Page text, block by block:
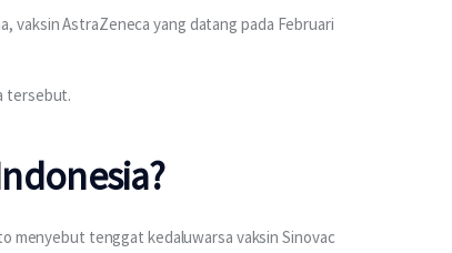
vaksin AstraZeneca yang datang pada Februari
tersebut.
menyebut tenggat kedaluwarsa vaksin Sinovac